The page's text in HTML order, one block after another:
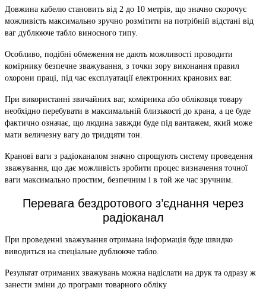
Довжина кабелю становить від 2 до 10 метрів, що значно скорочує
можливість максимально зручно розмітити на потрібній відстані від
ваг дублююче табло виносного типу.
Особливо, подібні обмеження не дають можливості проводити
комірнику безпечне зважування, з точки зору виконання правил
охорони праці, під час експлуатації електронних кранових ваг.
При використанні звичайних ваг, комірника або обліковця товару
необхідно перебувати в максимальній близькості до крана, а це буде
фактично означає, що людина завжди буде під вантажем, який може
мати величезну вагу до тридцяти тон.
Кранові ваги з радіоканалом значно спрощують систему проведення
зважування, що дає можливість зробити процес визначення точної
ваги максимально простим, безпечним і в той же час зручним.
Перевага бездротового з’єднання через
радіоканал
При проведенні зважування отримана інформація буде швидко
виводиться на спеціальне дублююче табло.
Результат отриманих зважувань можна надіслати на друк та одразу ж
занести зміни до програми товарного обліку